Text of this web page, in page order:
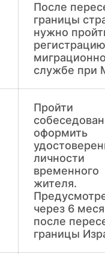
После
границы
нужно
службе при
Пройти
оформить
личности
временного
жителя.
через 6
после
границы